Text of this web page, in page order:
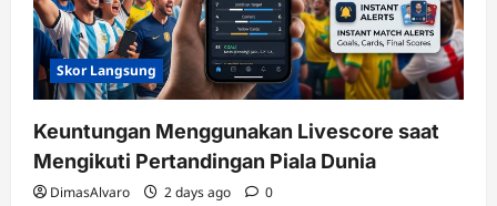
Skor Langsung
Keuntungan Menggunakan Livescore saat
Mengikuti Pertandingan Piala Dunia
DimasAlvaro 2 days ago 0